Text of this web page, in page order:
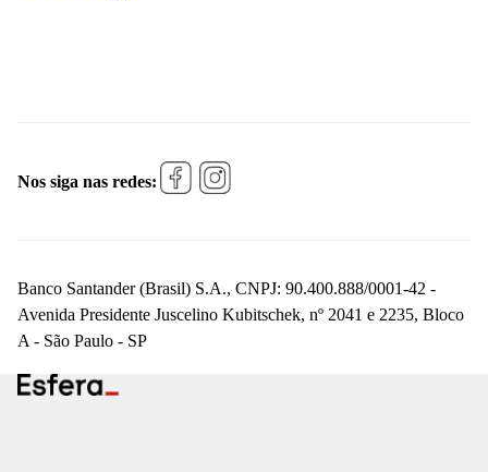
Nos siga nas redes:
Banco Santander (Brasil) S.A., CNPJ: 90.400.888/0001-42 -
Avenida Presidente Juscelino Kubitschek, nº 2041 e 2235, Bloco
A - São Paulo - SP